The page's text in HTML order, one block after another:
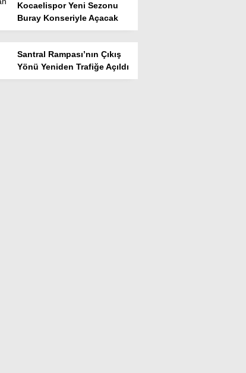
Kocaelispor Yeni Sezonu
Buray Konseriyle Açacak
Santral Rampası’nın Çıkış
Yönü Yeniden Trafiğe Açıldı